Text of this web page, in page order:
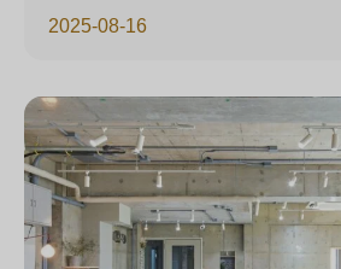
2025-08-16